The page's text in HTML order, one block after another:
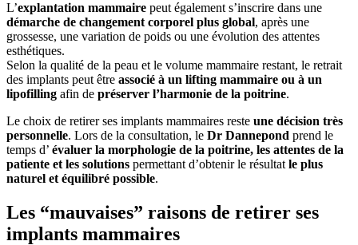
L’explantation mammaire peut également s’inscrire dans une
démarche de changement corporel plus global, après une
grossesse, une variation de poids ou une évolution des attentes
esthétiques.
Selon la qualité de la peau et le volume mammaire restant, le retrait
des implants peut être associé à un lifting mammaire ou à un
lipofilling afin de préserver l’harmonie de la poitrine.
Le choix de retirer ses implants mammaires reste une décision très
personnelle. Lors de la consultation, le Dr Dannepond prend le
temps d’ évaluer la morphologie de la poitrine, les attentes de la
patiente et les solutions permettant d’obtenir le résultat le plus
naturel et équilibré possible.
Les “mauvaises” raisons de retirer ses
implants mammaires